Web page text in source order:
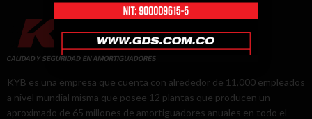
KYB es una empresa que cuenta con alrededor de 11,000 empleados
a nivel mundial misma que posee 12 plantas que producen un
aproximado de 65 millones de amortiguadores anuales en todo el